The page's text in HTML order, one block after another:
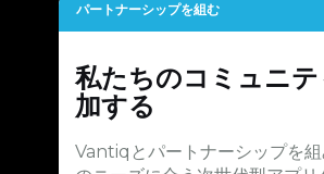
パートナーシップを組む
私たちのコミュニ
加する
Vantiqとパートナーシップを